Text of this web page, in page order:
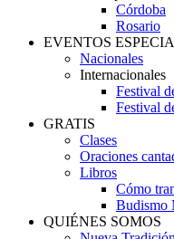
Córdoba
Rosario
EVENTOS
Nacionales
Internacionales
Festival
Festival
GRATIS
Clases
Oraciones
Libros
Cómo
Budismo
QUIÉNES SOMOS